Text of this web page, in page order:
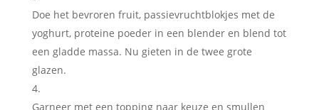
Doe het bevroren fruit, passievruchtblokjes met de
yoghurt, proteine poeder in een blender en blend tot
een gladde massa. Nu gieten in de twee grote
glazen.
Garneer met een topping naar keuze en smullen